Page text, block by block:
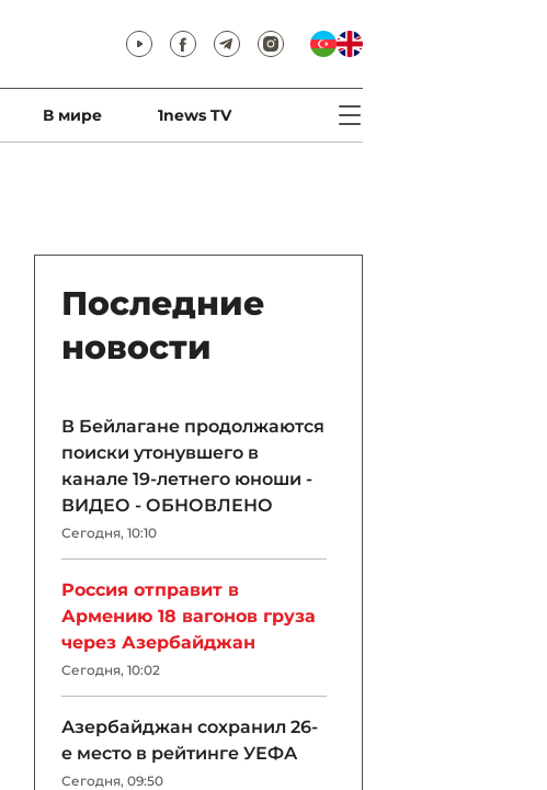
В мире 1news TV
Последние
новости
В Бейлагане продолжаются
поиски утонувшего в
канале 19-летнего юноши -
ВИДЕО - ОБНОВЛЕНО
Сегодня, 10:10
Россия отправит в
Армению 18 вагонов груза
через Азербайджан
Сегодня, 10:02
Азербайджан сохранил 26-
е место в рейтинге УЕФА
Сегодня, 09:50